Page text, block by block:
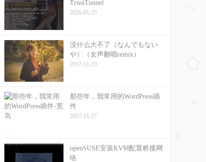
TrustTunnel
2026-01-25
没什么大不了（なんでもない
や）（女声翻唱remix）
2017-11-23
那些年，我常用的WordPress插
件
2017-11-27
openSUSE安装KVM配置桥接网
络